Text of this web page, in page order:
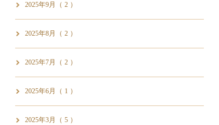
2025年9月（ 2 ）
2025年8月（ 2 ）
2025年7月（ 2 ）
2025年6月（ 1 ）
2025年3月（ 5 ）